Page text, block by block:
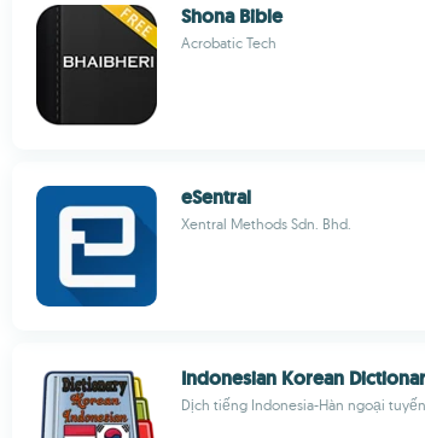
Shona Bible
Acrobatic Tech
eSentral
Xentral Methods Sdn. Bhd.
Indonesian Korean
Dịch tiếng Indonesia-Hàn ngoại